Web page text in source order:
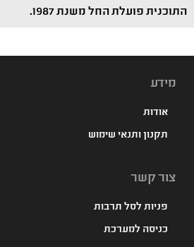
התוכנית פועלת החל משנת 1987.
מידע
אודות
תקנון ותנאי שימוש
צור קשר
פניות לסל תרבות
כניסה למערכת